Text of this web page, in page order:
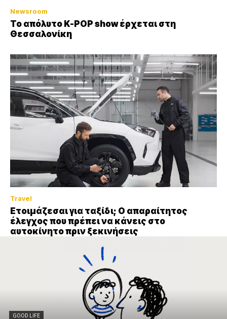
Newsroom
Το απόλυτο K-POP show έρχεται στη
Θεσσαλονίκη
Travel
Ετοιμάζεσαι για ταξίδι; Ο απαραίτητος
έλεγχος που πρέπει να κάνεις στο
αυτοκίνητο πριν ξεκινήσεις
GOOD LIFE